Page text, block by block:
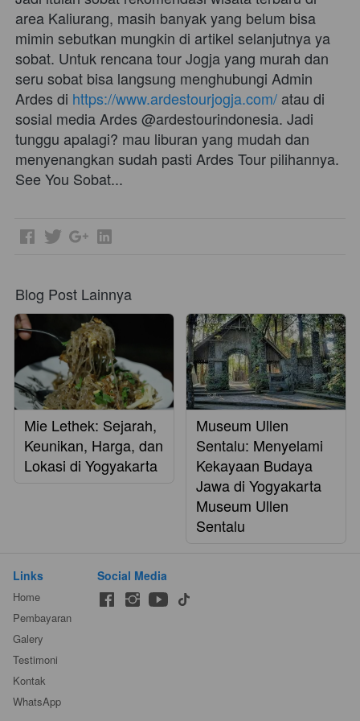
area Kaliurang, masih banyak yang belum bisa
mimin sebutkan mungkin di artikel selanjutnya ya
sobat. Untuk rencana tour Jogja yang murah dan
seru sobat bisa langsung menghubungi Admin
Ardes di https://www.ardestourjogja.com/ atau di
sosial media Ardes @ardestourindonesia. Jadi
tunggu apalagi? mau liburan yang mudah dan
menyenangkan sudah pasti Ardes Tour pilihannya.
See You Sobat...
Blog Post Lainnya
Mie Lethek: Sejarah,
Keunikan, Harga, dan
Lokasi di Yogyakarta
Museum Ullen
Sentalu: Menyelami
Kekayaan Budaya
Jawa di Yogyakarta
Museum Ullen
Sentalu
Links
Home
Pembayaran
Galery
Testimoni
Kontak
WhatsApp
Social Media